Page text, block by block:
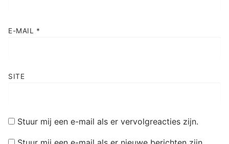
E-MAIL *
SITE
Stuur mij een e-mail als er vervolgreacties zijn.